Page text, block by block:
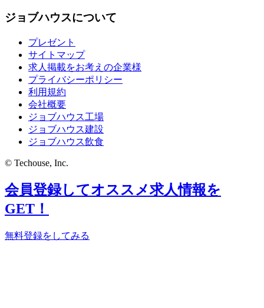
ジョブハウスについて
プレゼント
サイトマップ
求人掲載をお考えの企業様
プライバシーポリシー
利用規約
会社概要
ジョブハウス工場
ジョブハウス建設
ジョブハウス飲食
© Techouse, Inc.
会員登録してオススメ求人情報を
GET！
無料登録をしてみる